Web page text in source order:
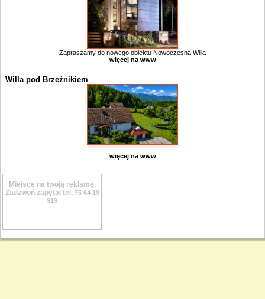
Zapraszamy do nowego obiektu Nowoczesna Willa
więcej na www
Willa pod Brzeźnikiem
więcej na www
Miejsce na twoją reklamę.
Zadzwoń zapytaj tel. 75 64 19
919